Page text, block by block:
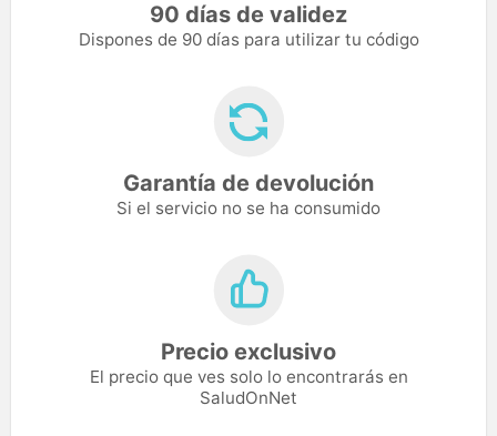
90 días de validez
Dispones de 90 días para utilizar tu código
Garantía de devolución
Si el servicio no se ha consumido
Precio exclusivo
El precio que ves solo lo encontrarás en
SaludOnNet